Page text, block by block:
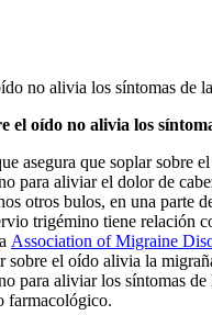
no alivia los síntomas de
el oído no alivia los
asegura que soplar sobre
para aliviar el dolor de
otros bulos, en una parte
trigémino tiene relación
Association of Migraine
sobre el oído alivia la
para aliviar los síntomas de
farmacológico.